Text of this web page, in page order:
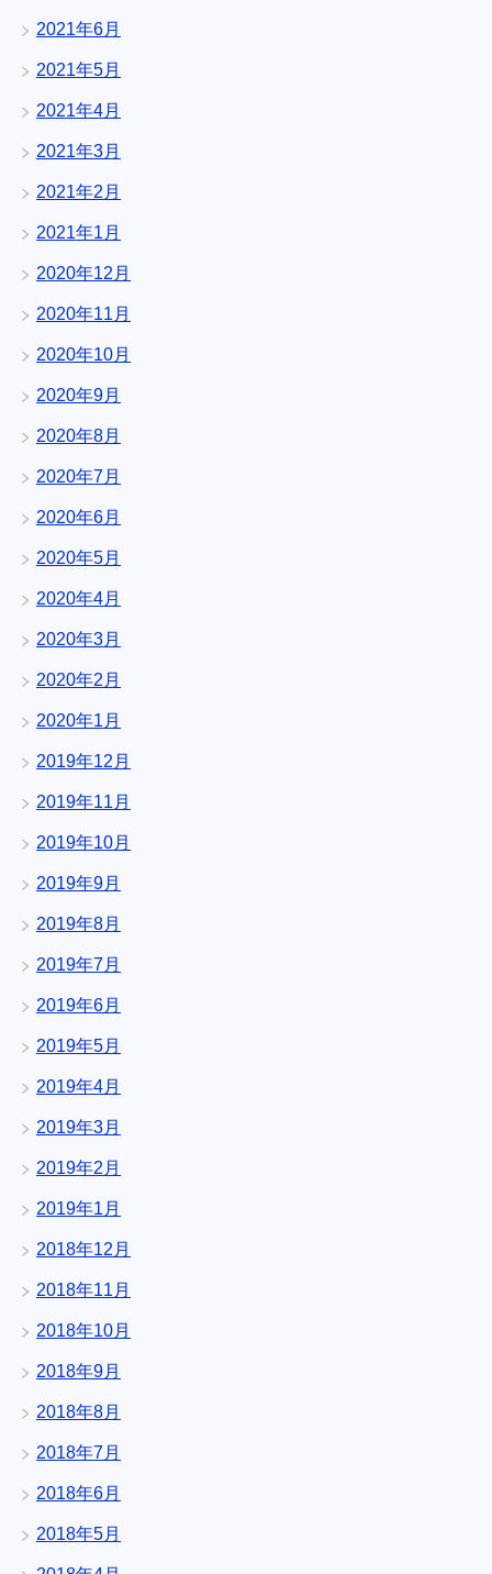
2021年6月
2021年5月
2021年4月
2021年3月
2021年2月
2021年1月
2020年12月
2020年11月
2020年10月
2020年9月
2020年8月
2020年7月
2020年6月
2020年5月
2020年4月
2020年3月
2020年2月
2020年1月
2019年12月
2019年11月
2019年10月
2019年9月
2019年8月
2019年7月
2019年6月
2019年5月
2019年4月
2019年3月
2019年2月
2019年1月
2018年12月
2018年11月
2018年10月
2018年9月
2018年8月
2018年7月
2018年6月
2018年5月